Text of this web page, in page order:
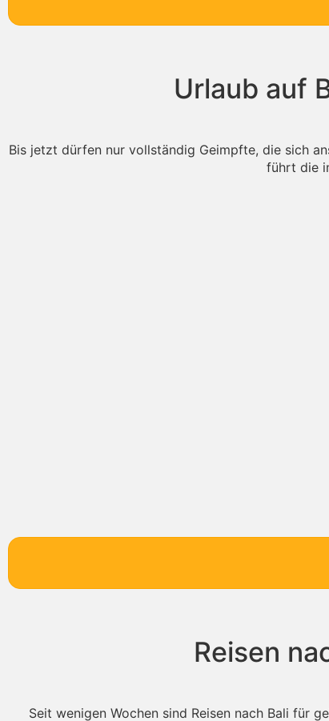
Urlaub auf
Bis jetzt dürfen nur vollständig Geimpfte, die sich
führt die
Reisen
Seit wenigen Wochen sind Reisen nach Bali für